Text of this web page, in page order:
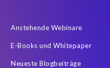
Anstehende Webinare
E-Books und Whitepaper
Neueste Blogbeiträge